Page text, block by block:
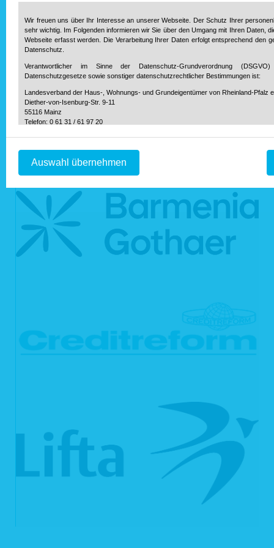
Zurück
Unsere Partner
Wir freuen uns über Ihr Interesse an unserer Webseite. Der Schutz Ihrer
sehr wichtig. Im Folgenden informieren wir Sie über den Umgang mit Ihren Daten,
Webseite erfasst werden. Die Verarbeitung Ihrer Daten erfolgt entsprechend den
Datenschutz.
Verantwortlicher im Sinne der Datenschutz-Grundverordnung
Datenschutzgesetze sowie sonstiger datenschutzrechtlicher Bestimmungen ist:
Landesverband der Haus-, Wohnungs- und Grundeigentümer von Rheinland-Pfalz
Diether-von-Isenburg-Str. 9-11
55116 Mainz
Telefon: 0 61 31 / 61 97 20
1. Bereitstellung der Webseite und Speicherung in Logfiles
Webserver übermittelt werden. So werden während einer laufenden Verbindung
Ihrem Internetbrowser und unserem Webserver folgende Daten aufgezeichnet:
Datum und Uhrzeit des Zugriffs auf unsere Webseite
Name der auf unserer Webseite abgerufene Dateien
Verwendeter Internetbrowser und verwendetes Betriebssystem
Internetserviceprovider des Nutzers
IP-Adresse des anfordernden Rechners
Rechtsgrundlage für die Verarbeitung der Daten ist unser berechtigtes Interesse
und Funktionsfähigkeit unserer Webseite gemäß Art. 6 Abs. 1 lit. f DSGVO bzw.
TTDSG.
Zudem dienen die Logfiles der Auswertung der Systemsicherheit und -stabilität
Rechtsgrundlage für die vorübergehende Speicherung der Daten bzw. der Logfiles
Adresse auf Domainebene anonymisiert, sodass es nicht mehr möglich ist, einen
herzustellen. In anonymisierter Form werden die Daten daneben ggf. zu
Speicherung dieser Daten zusammen mit anderen personenbezogenen Daten
anderen Datenbeständen oder eine Weitergabe an Dritte findet zu keinem Zeitpunkt
2. Kontaktformular
Auf unserer Webseite ist ein Kontaktformular eingebunden, welches Sie für die
nutzen können. Nehmen Sie diese Möglichkeit wahr, so werden die von
Auswahl übernehmen